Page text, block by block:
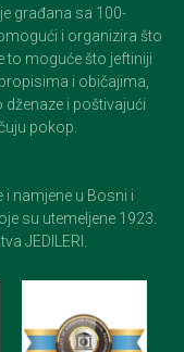
građana sa 100-
i organizira što
to moguće što jeftiniji
i običajima,
i poštivajući
pokop.
i namjene u Bosni i
su utemeljene 1923.
JEDILERI.